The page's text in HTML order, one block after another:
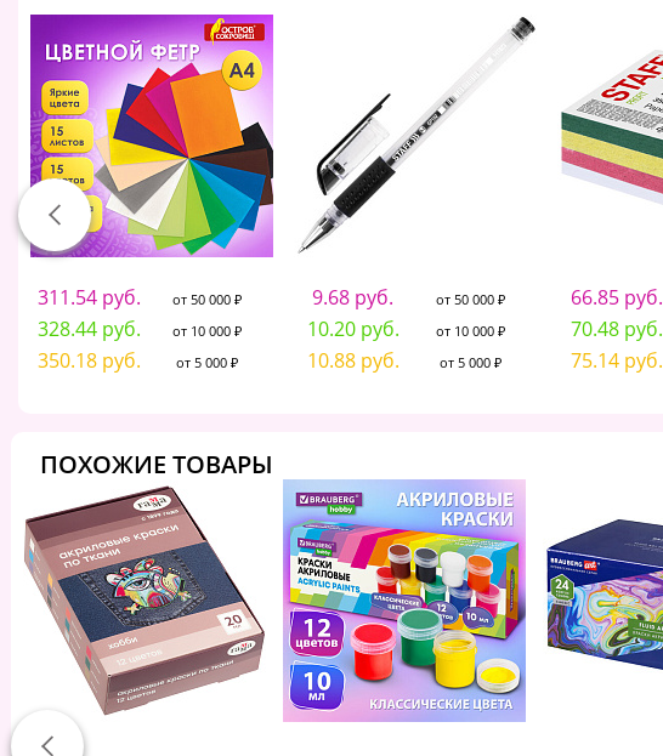
311.54 руб. от 50 000 ₽
328.44 руб. от 10 000 ₽
350.18 руб. от 5 000 ₽
9.68 руб. от 50 000 ₽
10.20 руб. от 10 000 ₽
10.88 руб. от 5 000 ₽
66.85 руб.
70.48 руб.
75.14 руб.
ПОХОЖИЕ ТОВАРЫ